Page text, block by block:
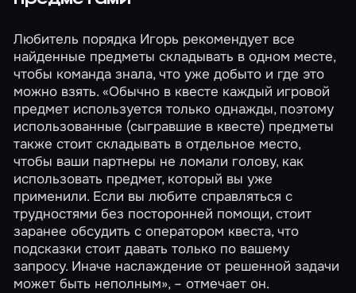
Любитель порядка Игорь рекомендует все
найденные предметы складывать в одном месте,
чтобы команда знала, что уже добыто и где это
можно взять. «Обычно в квесте каждый игровой
предмет используется только однажды, поэтому
использованные (сыгравшие в квесте) предметы
также стоит складывать в отдельное место,
чтобы ваши партнеры не ломали голову, как
использовать предмет, который вы уже
применили. Если вы любите справляться с
трудностями без посторонней помощи, стоит
заранее обсудить с оператором квеста, что
подсказки стоит давать только по вашему
запросу. Иначе наслаждение от решенной задачи
может быть неполным», – отмечает он.